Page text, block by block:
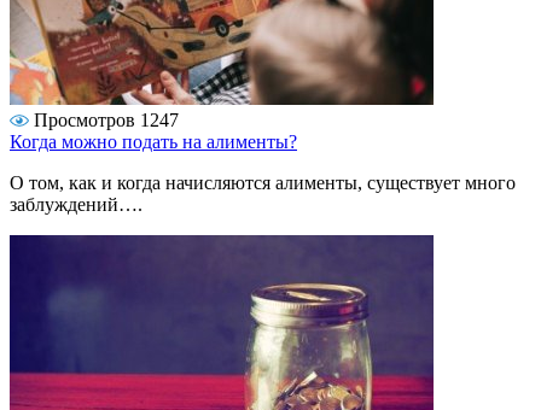
Просмотров 1247
Когда можно подать на алименты?
О том, как и когда начисляются алименты, существует много
заблуждений….